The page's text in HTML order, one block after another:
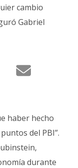
cambio
Gabriel
haber hecho
del PBI”.
durante